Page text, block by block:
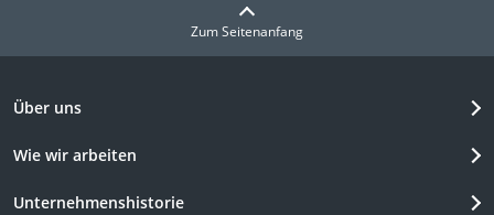
Zum Seitenanfang
Über uns
Wie wir arbeiten
Unternehmenshistorie